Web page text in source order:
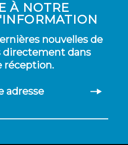
À NOTRE
nouvelles de
directement dans
réception.
adresse